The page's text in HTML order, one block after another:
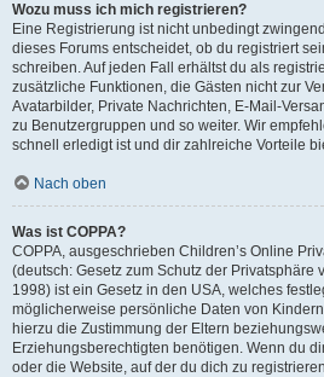
Wozu muss ich mich registrieren?
Eine Registrierung ist nicht unbedingt
dieses Forums entscheidet, ob du registriert
schreiben. Auf jeden Fall erhältst du als
zusätzliche Funktionen, die Gästen nicht zur
Avatarbilder, Private Nachrichten, E-Mail-
zu Benutzergruppen und so weiter. Wir
schnell erledigt ist und dir zahlreiche Vorteile
Nach oben
Was ist COPPA?
COPPA, ausgeschrieben Children’s Online
(deutsch: Gesetz zum Schutz der Privatsphäre
1998) ist ein Gesetz in den USA, welches
möglicherweise persönliche Daten von
hierzu die Zustimmung der Eltern
Erziehungsberechtigten benötigen. Wenn du
oder die Website, auf der du dich zu